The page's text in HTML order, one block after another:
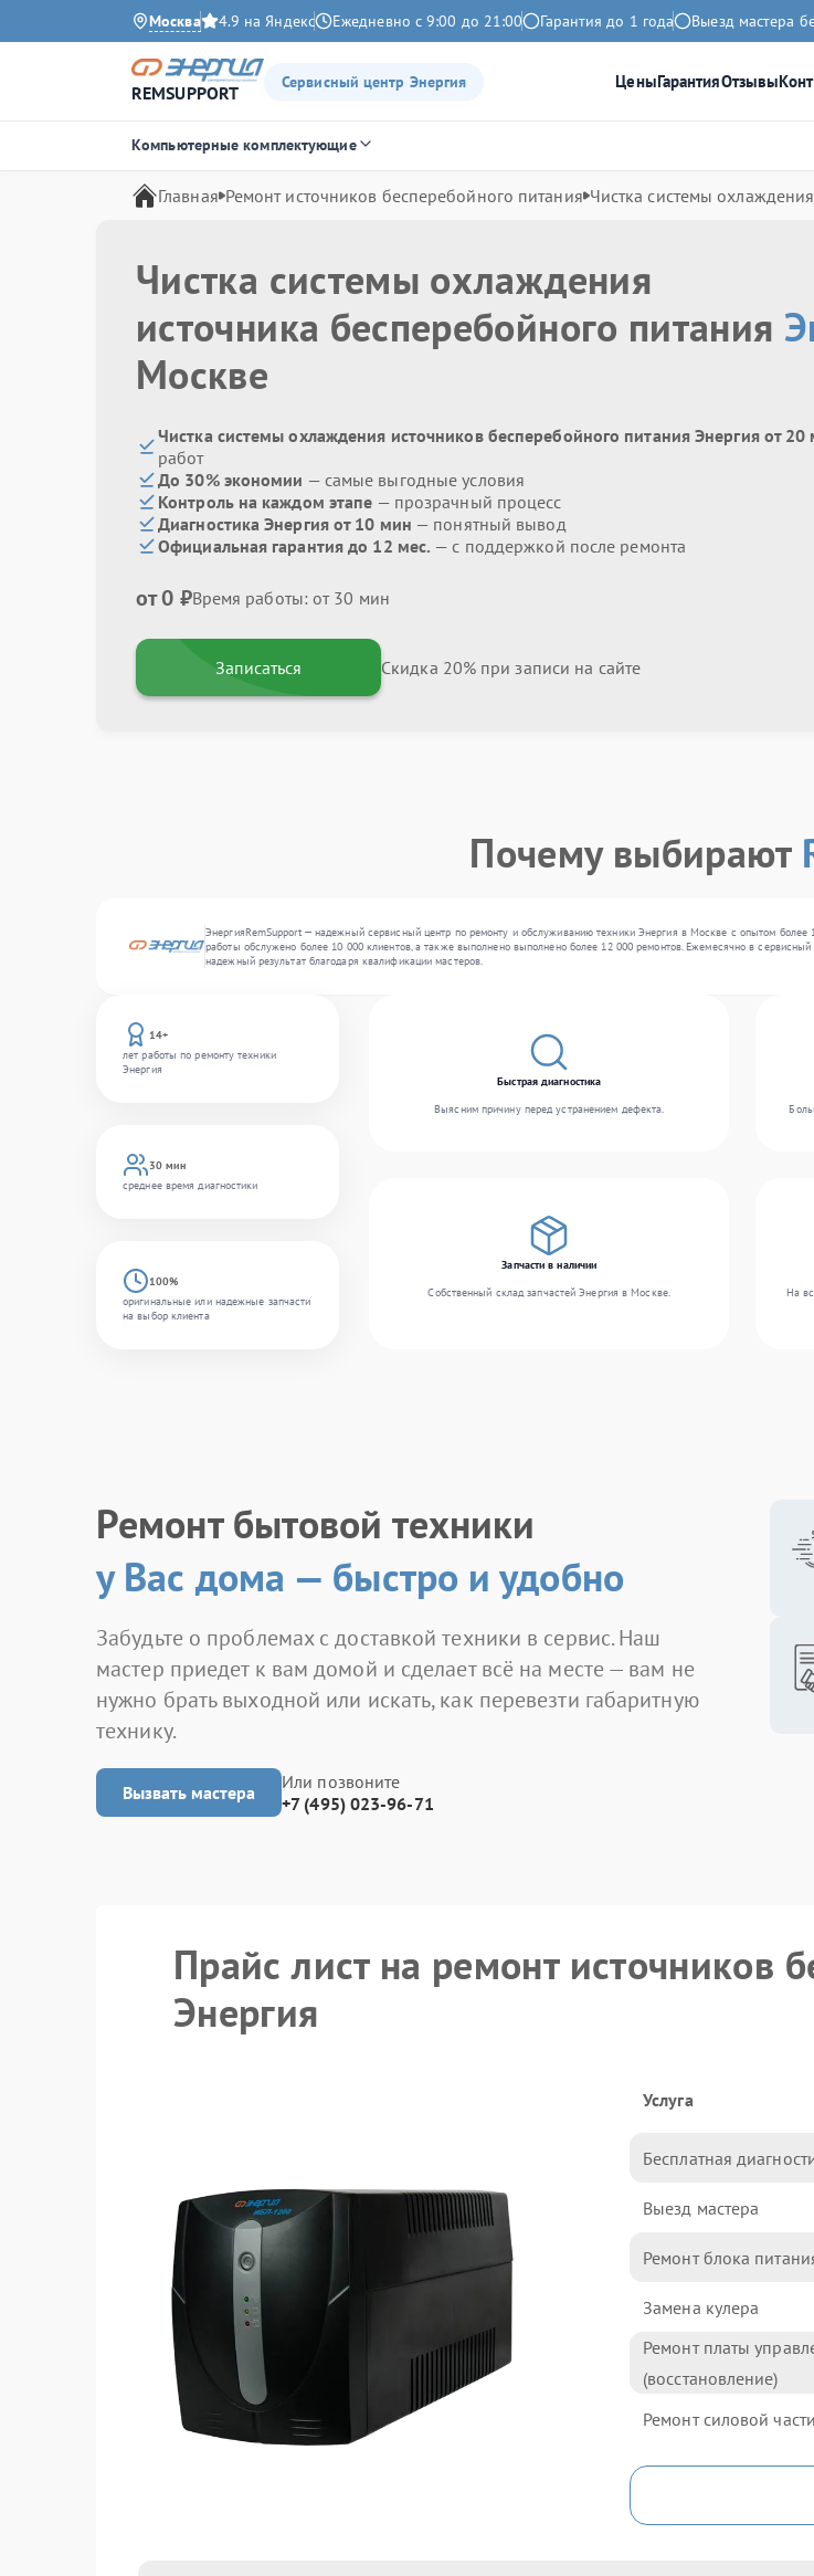
Москва 4.9 на Яндекс Ежедневно с 9:00 до 21:00 Гарантия до 1 года Выезд мастера
REMSUPPORT
Сервисный центр Энергия ЦеныГарантияОтзывы
Компьютерные комплектующие
Главная Ремонт источников бесперебойного питания Чистка системы охлаждения
Чистка системы охлаждения
источника бесперебойного питания
Москве
Чистка системы охлаждения источников бесперебойного питания Энергия от 20
работ
До 30% экономии — самые выгодные условия
Контроль на каждом этапе — прозрачный процесс
Диагностика Энергия от 10 мин — понятный вывод
Официальная гарантия до 12 мес. — с поддержкой после ремонта
от 0 ₽Время работы: от 30 мин
Записаться Скидка 20% при записи на сайте
Почему выбирают
ЭнергияRemSupport — надежный сервисный центр по ремонту и обслуживанию техники Энергия в Москве с опытом более
работы обслужено более 10 000 клиентов, а также выполнено выполнено более 12 000 ремонтов. Ежемесячно в
надежный результат благодаря квалификации мастеров.
14+
лет работы по ремонту техники
Энергия
30 мин
среднее время диагностики
100%
оригинальные или надежные запчасти
на выбор клиента
Быстрая диагностика
Выясним причину перед устранением дефекта.
Запчасти в наличии
Собственный склад запчастей Энергия в Москве.
На
Ремонт бытовой техники
у Вас дома — быстро и удобно
Забудьте о проблемах с доставкой техники в сервис. Наш
мастер приедет к вам домой и сделает всё на месте — вам не
нужно брать выходной или искать, как перевезти габаритную
технику.
Вызвать мастера
Или позвоните
+7 (495) 023-96-71
Прайс лист на ремонт источников
Энергия
Услуга
Бесплатная
Выезд мастера
Ремонт блока
Замена кулера
Ремонт платы
(восстановление)
Ремонт силовой части